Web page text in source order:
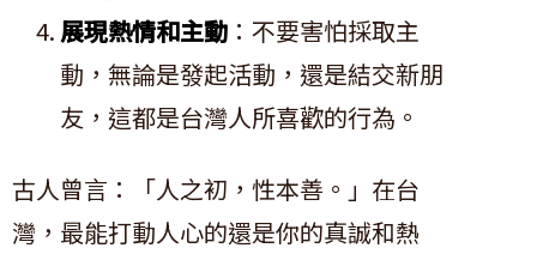
展現熱情和主動 ：不要害怕採取主
動，無論是發起活動，還是結交新朋
友，這都是台灣人所喜歡的行為。
古人曾言：「人之初，性本善。」在台
灣，最能打動人心的還是你的真誠和熱